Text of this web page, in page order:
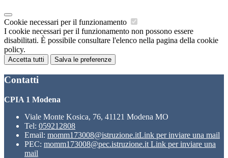
Cookie necessari per il funzionamento
I cookie necessari per il funzionamento non possono essere
disabilitati. È possibile consultare l'elenco nella pagina della cookie
policy.
Accetta tutti Salva le preferenze
Contatti
CPIA 1 Modena
Viale Monte Kosica, 76, 41121 Modena MO
Tel: 059212808
Email: momm173008@istruzione.itLink per inviare una mail
PEC: momm173008@pec.istruzione.it Link per inviare una
mail